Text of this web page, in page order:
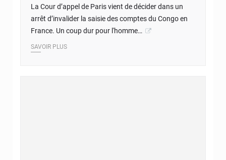
La Cour d’appel de Paris vient de décider dans un
arrêt d’invalider la saisie des comptes du Congo en
France. Un coup dur pour l'homme…
SAVOIR PLUS